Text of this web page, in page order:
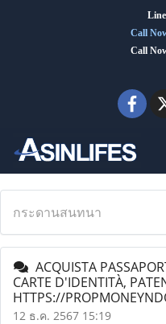
Call
Call
กระดานสนทนา
ACQUISTA
CARTE D'IDENTITÀ,
HTTPS://
12 ธ.ค. 2567 15:19